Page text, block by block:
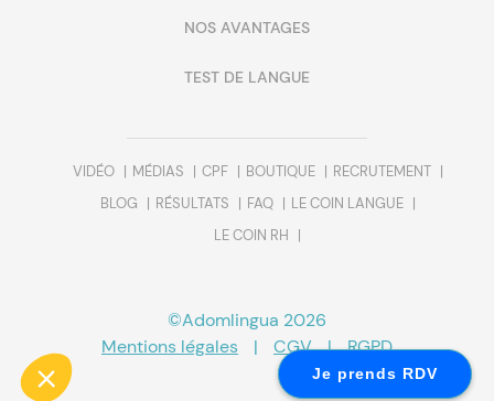
votre navigation, vous adresser un service personnalisé et de détecter
d'éventuels problèmes pour y remédier. A tout moment, vous avez la
possibilité de de paramétrer votre consentement aux différentes
Lire la politique de confidentialité
Consentements certifiés par
Je prends RDV
NOS AVANTAGES
TEST DE LANGUE
VIDÉO MÉDIAS CPF BOUTIQUE
RECRUTEMENT
BLOG
RÉSULTATS FAQ
LE COIN LANGUE
LE COIN RH
©Adomlingua 2026
Mentions légales
| CGV | RGPD